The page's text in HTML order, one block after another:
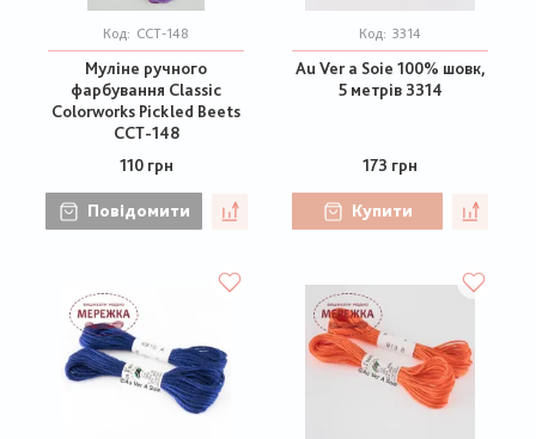
Код: CCT-148
Муліне ручного
фарбування Classic
Colorworks Pickled Beets
CCT-148
110 грн
Повідомити
Код: 3314
Au Ver a Soie 100% шовк,
5 метрів 3314
173 грн
Купити